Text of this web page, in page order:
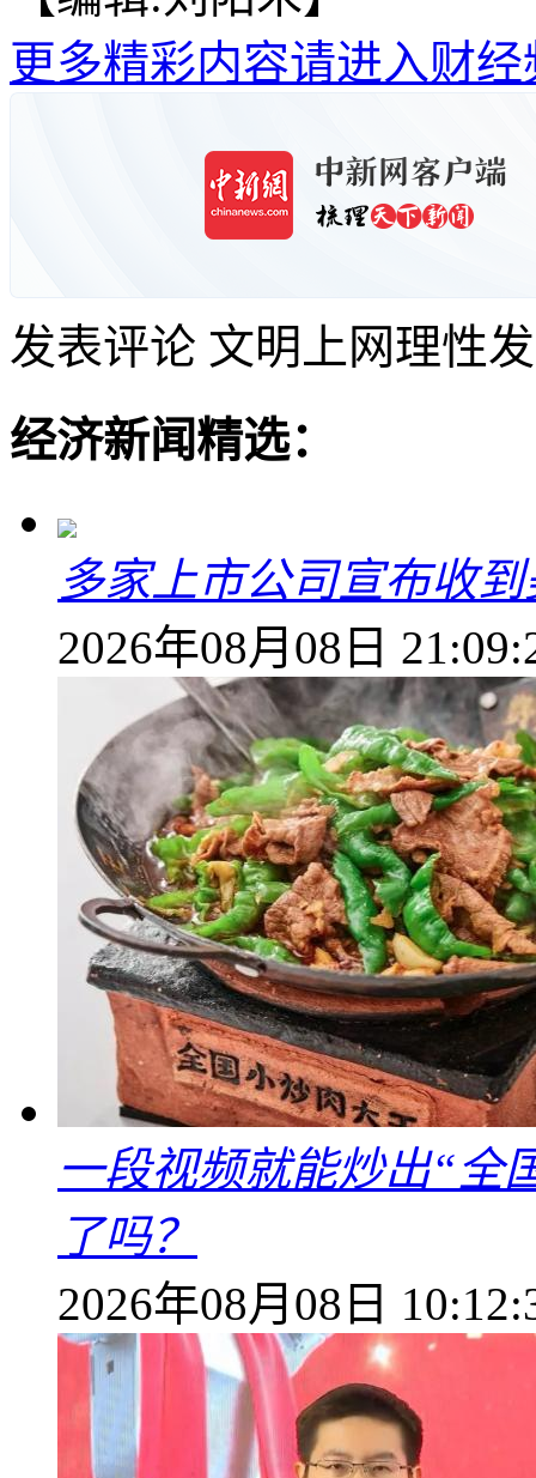
更多精彩内容请进入财经
发表评论 文明上网理性
经济新闻精选：
多家上市公司宣布收
2026年08月08日
一段视频就能炒出“全
了吗？
2026年08月08日